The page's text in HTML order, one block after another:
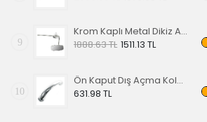
9
Krom Kaplı Metal Dikiz Aynası 57
1888.63 TL 1511.13 TL
10
Ön Kaput Dış Açma Kolu Nikelajlı 52-67
631.98 TL